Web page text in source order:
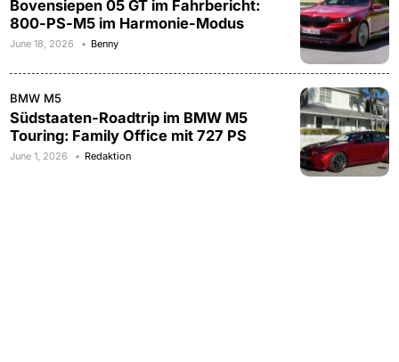
Bovensiepen 05 GT im Fahrbericht:
800-PS-M5 im Harmonie-Modus
June 18, 2026 Benny
BMW M5
Südstaaten-Roadtrip im BMW M5
Touring: Family Office mit 727 PS
June 1, 2026 Redaktion